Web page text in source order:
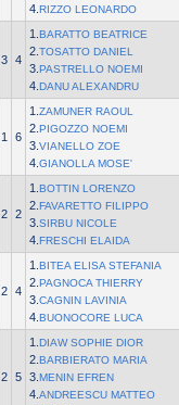
4. RIZZO LEONARDO
3 4
1. BARATTO BEATRICE
2. TOSATTO DANIEL
3. PASTRELLO NOEMI
4. DANU ALEXANDRU
1 6
1. ZAMUNER RAOUL
2. PIGOZZO NOEMI
3. VIANELLO ZOE
4. GIANOLLA MOSE'
2 2
1. BOTTIN LORENZO
2. FAVARETTO FILIPPO
3. SIRBU NICOLE
4. FRESCHI ELAIDA
2 4
1. BITEA ELISA STEFANIA
2. PAGNOCA THIERRY
3. CAGNIN LAVINIA
4. BUONOCORE LUCA
2 5
1. DIAW SOPHIE DIOR
2. BARBIERATO MARIA
3. MENIN EFREN
4. ANDREESCU MATTEO